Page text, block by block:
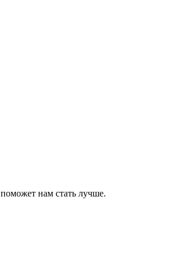
нам стать лучше.